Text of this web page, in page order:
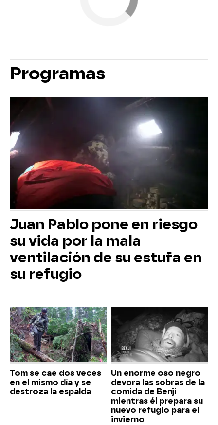
Programas
Juan Pablo pone en riesgo
su vida por la mala
ventilación de su estufa en
su refugio
Tom se cae dos veces
en el mismo día y se
destroza la espalda
Un enorme oso negro
devora las sobras de la
comida de Benji
mientras él prepara su
nuevo refugio para el
invierno